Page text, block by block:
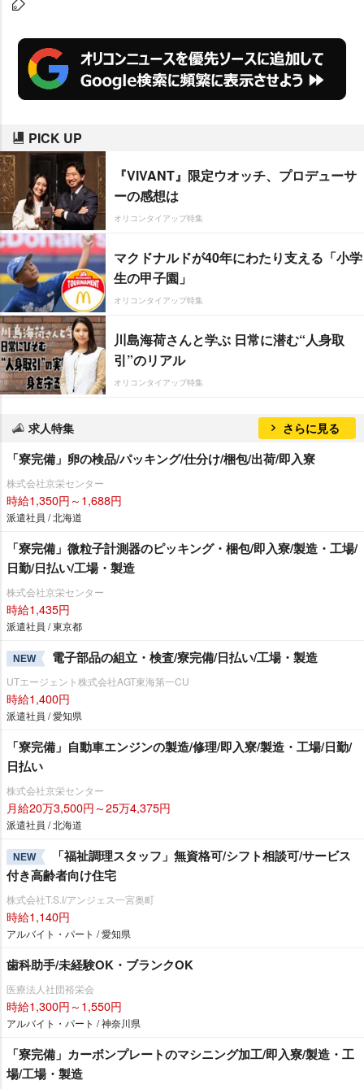
PICK UP
『VIVANT』限定ウオッチ、プロデューサ
ーの感想は
オリコンタイアップ特集
マクドナルドが40年にわたり支える「小学
生の甲子園」
オリコンタイアップ特集
川島海荷さんと学ぶ 日常に潜む“人身取
引”のリアル
オリコンタイアップ特集
求人特集 さらに見る
「寮完備」卵の検品/パッキング/仕分け/梱包/出荷/即入寮
株式会社京栄センター
時給1,350円～1,688円
派遣社員 / 北海道
「寮完備」微粒子計測器のピッキング・梱包/即入寮/製造・工場/
日勤/日払い/工場・製造
株式会社京栄センター
時給1,435円
派遣社員 / 東京都
NEW 電子部品の組立・検査/寮完備/日払い/工場・製造
UTエージェント株式会社AGT東海第一CU
時給1,400円
派遣社員 / 愛知県
「寮完備」自動車エンジンの製造/修理/即入寮/製造・工場/日勤/
日払い
株式会社京栄センター
月給20万3,500円～25万4,375円
派遣社員 / 北海道
NEW
「福祉調理スタッフ」無資格可/シフト相談可/サービス
付き高齢者向け住宅
株式会社T.S.I/アンジェス一宮奥町
時給1,140円
アルバイト・パート / 愛知県
歯科助手/未経験OK・ブランクOK
医療法人社団裕栄会
時給1,300円～1,550円
アルバイト・パート / 神奈川県
「寮完備」カーボンプレートのマシニング加工/即入寮/製造・工
場/工場・製造